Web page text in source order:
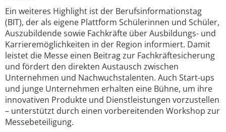
Ein weiteres Highlight ist der Berufsinformationstag
(BIT), der als eigene Plattform Schülerinnen und Schüler,
Auszubildende sowie Fachkräfte über Ausbildungs- und
Karrieremöglichkeiten in der Region informiert. Damit
leistet die Messe einen Beitrag zur Fachkräftesicherung
und fördert den direkten Austausch zwischen
Unternehmen und Nachwuchstalenten. Auch Start-ups
und junge Unternehmen erhalten eine Bühne, um ihre
innovativen Produkte und Dienstleistungen vorzustellen
– unterstützt durch einen vorbereitenden Workshop zur
Messebeteiligung.